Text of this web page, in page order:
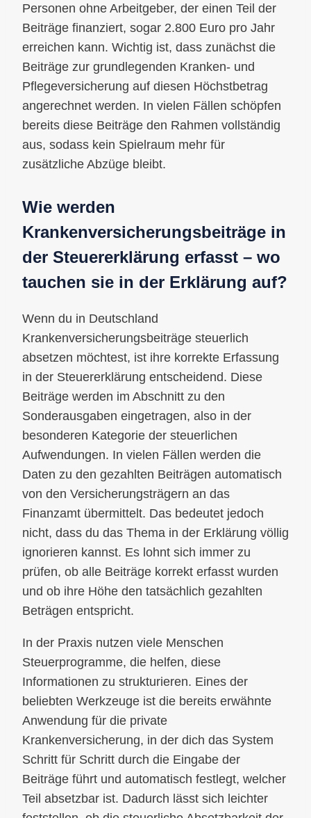
Personen ohne Arbeitgeber, der einen Teil der
Beiträge finanziert, sogar 2.800 Euro pro Jahr
erreichen kann. Wichtig ist, dass zunächst die
Beiträge zur grundlegenden Kranken- und
Pflegeversicherung auf diesen Höchstbetrag
angerechnet werden. In vielen Fällen schöpfen
bereits diese Beiträge den Rahmen vollständig
aus, sodass kein Spielraum mehr für
zusätzliche Abzüge bleibt.
Wie werden
Krankenversicherungsbeiträge in
der Steuererklärung erfasst – wo
tauchen sie in der Erklärung auf?
Wenn du in Deutschland
Krankenversicherungsbeiträge steuerlich
absetzen möchtest, ist ihre korrekte Erfassung
in der Steuererklärung entscheidend. Diese
Beiträge werden im Abschnitt zu den
Sonderausgaben eingetragen, also in der
besonderen Kategorie der steuerlichen
Aufwendungen. In vielen Fällen werden die
Daten zu den gezahlten Beiträgen automatisch
von den Versicherungsträgern an das
Finanzamt übermittelt. Das bedeutet jedoch
nicht, dass du das Thema in der Erklärung völlig
ignorieren kannst. Es lohnt sich immer zu
prüfen, ob alle Beiträge korrekt erfasst wurden
und ob ihre Höhe den tatsächlich gezahlten
Beträgen entspricht.
In der Praxis nutzen viele Menschen
Steuerprogramme, die helfen, diese
Informationen zu strukturieren. Eines der
beliebten Werkzeuge ist die bereits erwähnte
Anwendung für die private
Krankenversicherung, in der dich das System
Schritt für Schritt durch die Eingabe der
Beiträge führt und automatisch festlegt, welcher
Teil absetzbar ist. Dadurch lässt sich leichter